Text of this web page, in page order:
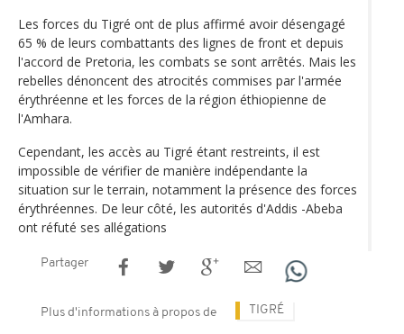
Les forces du Tigré ont de plus affirmé avoir désengagé
65 % de leurs combattants des lignes de front et depuis
l'accord de Pretoria, les combats se sont arrêtés. Mais les
rebelles dénoncent des atrocités commises par l'armée
érythréenne et les forces de la région éthiopienne de
l'Amhara.
Cependant, les accès au Tigré étant restreints, il est
impossible de vérifier de manière indépendante la
situation sur le terrain, notamment la présence des forces
érythréennes. De leur côté, les autorités d'Addis -Abeba
ont réfuté ses allégations
Partager
Plus d'informations à propos de TIGRÉ